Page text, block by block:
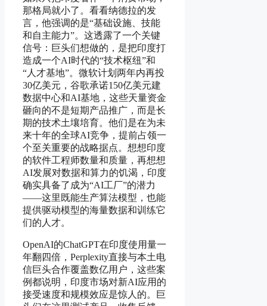
那格局就小了。看看纳德拉的发
言，他强调的是“基础设施、技能
和自主能力”。这透露了一个关键
信号：巨头们想做的，是把印度打
造成一个AI时代的“技术枢纽”和
“人才基地”。微软计划两年内再投
30亿美元，谷歌承诺150亿美元建
数据中心和AI基地，这些天量资金
砸向的不是短期产品推广，而是长
期的技术土壤培育。他们是在为未
来十年的全球AI竞争，提前占领一
个至关重要的战略据点。想想印度
的软件工程师数量和质量，再想想
AI发展对数据和算力的饥渴，印度
确实具备了成为“AI工厂”的潜力
——这里既能生产算法模型，也能
提供驱动模型的海量数据和训练它
们的人才。
OpenAI的ChatGPT在印度使用量一
年翻四倍，Perplexity直接与本土电
信巨头合作覆盖数亿用户，这些案
例都说明，印度市场对新AI应用的
接受速度和规模效应是惊人的。巨